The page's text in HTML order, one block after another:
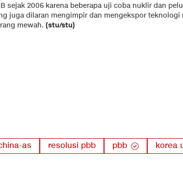
sejak 2006 karena beberapa uji coba nuklir dan
juga dilaran mengimpir dan mengekspor
mewah. (stu/stu)
as resolusi pbb pbb
korea